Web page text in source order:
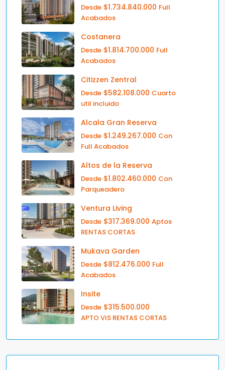
Desde $1.734.840.000 Full
Acabados
Costanera
Desde $1.814.700.000 Full
Acabados
Citizzen Zentral
Desde $582.108.000 Cuarto
util incluido
Alcala Gran Reserva
Desde $1.249.267.000 Con
Full Acabados
Altos de la Reserva
Desde $1.802.460.000 Con
Parqueadero
Ventura Living
Desde $317.369.000 Aptos
RENTAS CORTAS
Mukava Garden
Desde $812.476.000 Full
Acabados
Insite
Desde $315.500.000
APTO VIS RENTAS CORTAS